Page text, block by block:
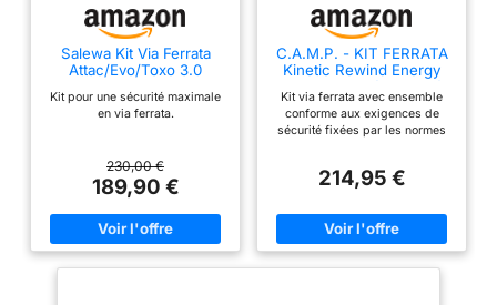
Salewa Kit Via Ferrata
Attac/Evo/Toxo 3.0
Kit pour une sécurité maximale
en via ferrata.
230,00 €
189,90 €
C.A.M.P. - KIT FERRATA
Kinetic Rewind Energy
212701-3 - S, Gris
Anthracite/Vert/Blanc
Kit via ferrata avec ensemble
conforme aux exigences de
sécurité fixées par les normes
Rewind (3357), harnais Energy
(2127-3 blanc) Disponible en 2
versions (S et L) avec harnais et
casque de différentes tailles
214,95 €